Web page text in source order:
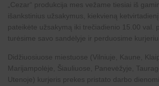
„Cezar “ produkcija mes vežame tiesiai iš
išankstinius užsakymus, kiekvieną
pateikėte užsakymą iki trečiadienio 15.00 val.
turėsime savo sandėlyje ir perduosime kurjeriui.
Didžiuosiuose miestuose (Vilniuje, Kaune,
Marijampolėje, Šiauliuose, Panevėžyje,
Utenoje) kurjeris prekes pristato darbo